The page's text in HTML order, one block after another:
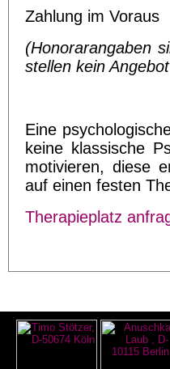
Zahlung im Voraus
(Honorarangaben
stellen kein
Eine
keine klassische
motivieren, diese
auf einen festen
Therapieplatz